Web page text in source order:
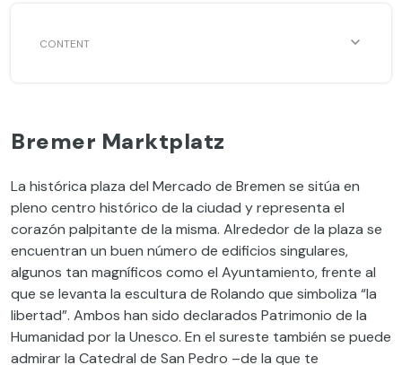
Bremer Marktplatz
La histórica plaza del Mercado de Bremen se sitúa en
pleno centro histórico de la ciudad y representa el
corazón palpitante de la misma. Alrededor de la plaza se
encuentran un buen número de edificios singulares,
algunos tan magníficos como el Ayuntamiento, frente al
que se levanta la escultura de Rolando que simboliza “la
libertad”. Ambos han sido declarados Patrimonio de la
Humanidad por la Unesco. En el sureste también se puede
admirar la Catedral de San Pedro –de la que te